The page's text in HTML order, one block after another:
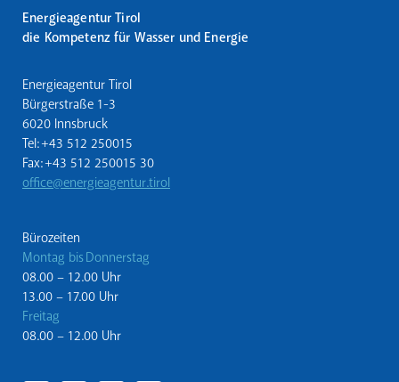
Energieagentur Tirol
die Kompetenz für Wasser und Energie
Energieagentur Tirol
Bürgerstraße 1-3
6020 Innsbruck
Tel: +43 512 250015
Fax: +43 512 250015 30
office@energieagentur.tirol
Bürozeiten
Montag bis Donnerstag
08.00 – 12.00 Uhr
13.00 – 17.00 Uhr
Freitag
08.00 – 12.00 Uhr